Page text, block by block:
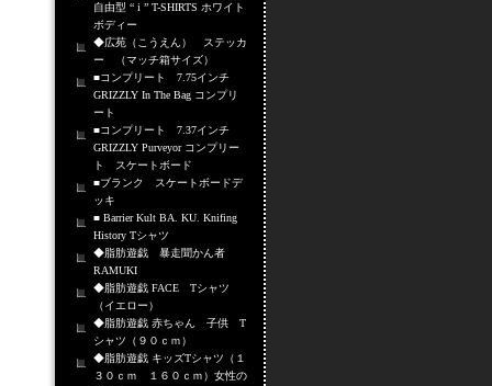
自由型 “ i ” T-SHIRTS ホワイト
ボディー
◆広苑（こうえん） ステッカ
ー （マッチ箱サイズ）
■コンプリート 7.75インチ
GRIZZLY In The Bag コンプリ
ート
■コンプリート 7.37インチ
GRIZZLY Purveyor コンプリー
ト スケートボード
■ブランク スケートボードデ
ッキ
■ Barrier Kult BA. KU. Knifing
History Tシャツ
◆脂肪遊戯 暴走聞かん者
RAMUKI
◆脂肪遊戯 FACE Tシャツ
（イエロー）
◆脂肪遊戯 赤ちゃん 子供 T
シャツ（９０ｃｍ）
◆脂肪遊戯 キッズTシャツ（１
３０ｃｍ １６０ｃｍ）女性の